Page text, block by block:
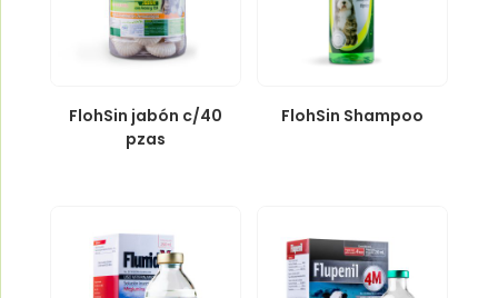
FlohSin jabón c/40
pzas
FlohSin Shampoo